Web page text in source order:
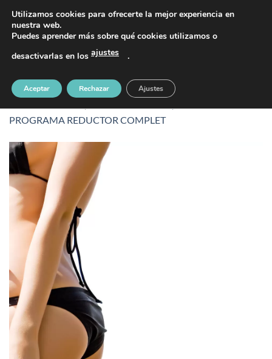
contenido
PIDE TU CITA AL TELÉFONO 637 42 97 25
Verano
PROGRAMA REDUCTOR COMPLET
Utilizamos cookies para ofrecerte la mejor experiencia en
nuestra web.
Puedes aprender más sobre qué cookies utilizamos o
desactivarlas en los ajustes .
Aceptar Rechazar Ajustes